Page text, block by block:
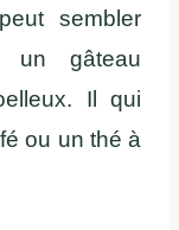
sembler
un gâteau
Il qui
ou un thé à